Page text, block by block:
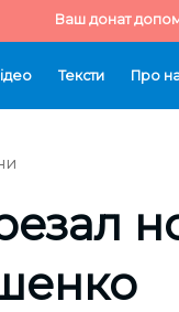
Ваш донат
Тексти Про